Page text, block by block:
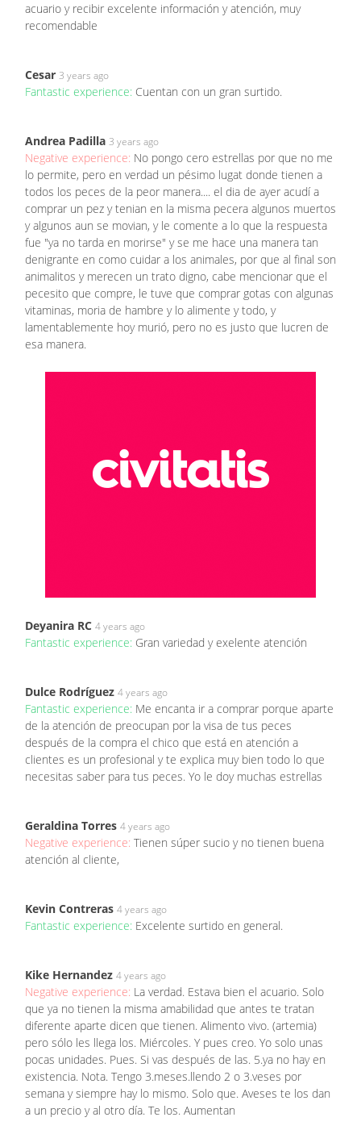
acuario y recibir excelente información y atención, muy
recomendable
Cesar 3 years ago
Fantastic experience: Cuentan con un gran surtido.
Andrea Padilla 3 years ago
Negative experience: No pongo cero estrellas por que no me
lo permite, pero en verdad un pésimo lugat donde tienen a
todos los peces de la peor manera.... el dia de ayer acudí a
comprar un pez y tenian en la misma pecera algunos muertos
y algunos aun se movian, y le comente a lo que la respuesta
fue "ya no tarda en morirse" y se me hace una manera tan
denigrante en como cuidar a los animales, por que al final son
animalitos y merecen un trato digno, cabe mencionar que el
pecesito que compre, le tuve que comprar gotas con algunas
vitaminas, moria de hambre y lo alimente y todo, y
lamentablemente hoy murió, pero no es justo que lucren de
esa manera.
Deyanira RC 4 years ago
Fantastic experience: Gran variedad y exelente atención
Dulce Rodríguez 4 years ago
Fantastic experience: Me encanta ir a comprar porque aparte
de la atención de preocupan por la visa de tus peces
después de la compra el chico que está en atención a
clientes es un profesional y te explica muy bien todo lo que
necesitas saber para tus peces. Yo le doy muchas estrellas
Geraldina Torres 4 years ago
Negative experience: Tienen súper sucio y no tienen buena
atención al cliente,
Kevin Contreras 4 years ago
Fantastic experience: Excelente surtido en general.
Kike Hernandez 4 years ago
Negative experience: La verdad. Estava bien el acuario. Solo
que ya no tienen la misma amabilidad que antes te tratan
diferente aparte dicen que tienen. Alimento vivo. (artemia)
pero sólo les llega los. Miércoles. Y pues creo. Yo solo unas
pocas unidades. Pues. Si vas después de las. 5.ya no hay en
existencia. Nota. Tengo 3.meses.llendo 2 o 3.veses por
semana y siempre hay lo mismo. Solo que. Aveses te los dan
a un precio y al otro día. Te los. Aumentan